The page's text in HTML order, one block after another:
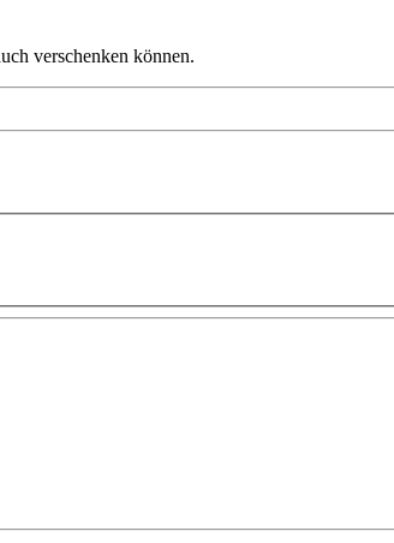
verschenken können.